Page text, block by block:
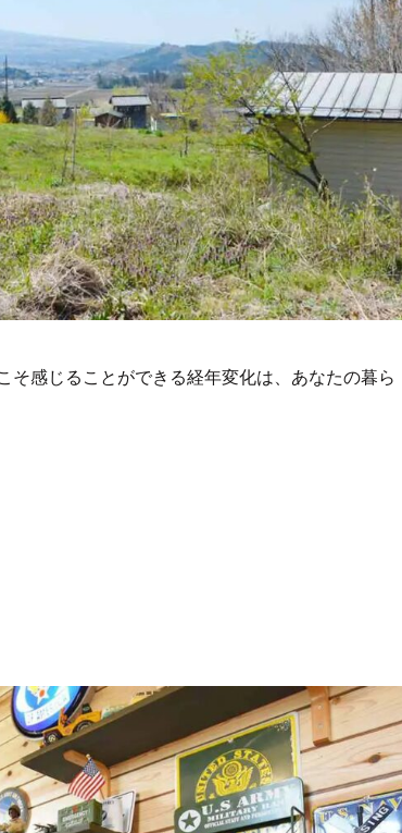
感じることができる経年変化は、あなたの暮ら